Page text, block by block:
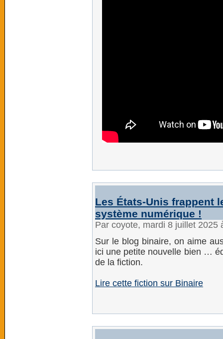
Les États-Unis frappent
système numérique !
Par coyote, mardi 8 juillet 2025
Sur le blog binaire, on aime
ici une petite nouvelle bien …
de la fiction.
Lire cette fiction sur Binaire